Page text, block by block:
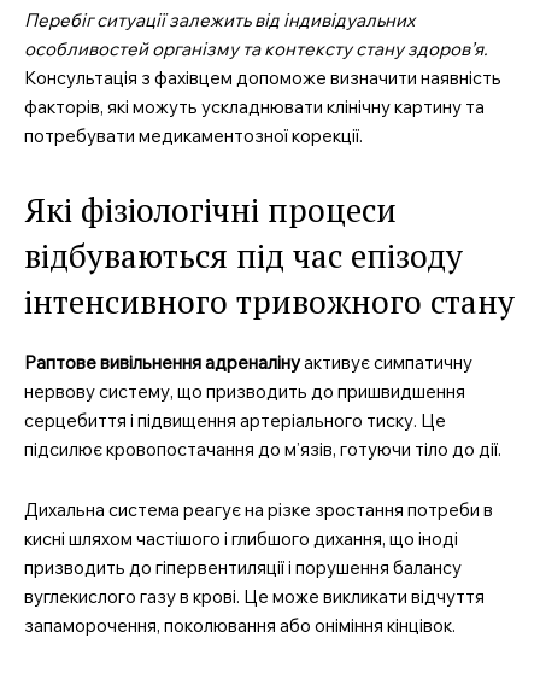
Перебіг ситуації залежить від індивідуальних
особливостей організму та контексту стану здоров’я.
Консультація з фахівцем допоможе визначити наявність
факторів, які можуть ускладнювати клінічну картину та
потребувати медикаментозної корекції.
Які фізіологічні процеси
відбуваються під час епізоду
інтенсивного тривожного стану
Раптове вивільнення адреналінуактивує симпатичну
нервову систему, що призводить до пришвидшення
серцебиття і підвищення артеріального тиску. Це
підсилює кровопостачання до м’язів, готуючи тіло до дії.
Дихальна система реагує на різке зростання потреби в
кисні шляхом частішого і глибшого дихання, що іноді
призводить до гіпервентиляції і порушення балансу
вуглекислого газу в крові. Це може викликати відчуття
запаморочення, поколювання або оніміння кінцівок.